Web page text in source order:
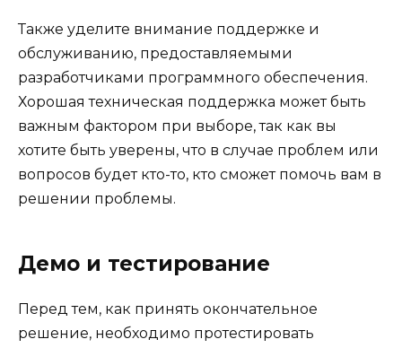
Также уделите внимание поддержке и
обслуживанию, предоставляемыми
разработчиками программного обеспечения.
Хорошая техническая поддержка может быть
важным фактором при выборе, так как вы
хотите быть уверены, что в случае проблем или
вопросов будет кто-то, кто сможет помочь вам в
решении проблемы.
Демо и тестирование
Перед тем, как принять окончательное
решение, необходимо протестировать